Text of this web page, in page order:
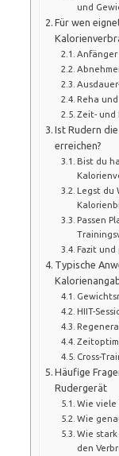
und
Für wen
Anfänger
Reha
Zeit- und
Ist Rudern
erreichen?
Bist du
Legst du
Passen
Fazit und
Typische
HIIT-
Cross-
Häufige
Rudergerät
Wie viele
Wie
Wie
den